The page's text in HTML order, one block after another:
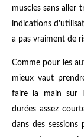
muscles sans aller
indications
a pas vraiment de
Comme pour les
mieux vaut
faire la main sur
durées assez
dans des sessions